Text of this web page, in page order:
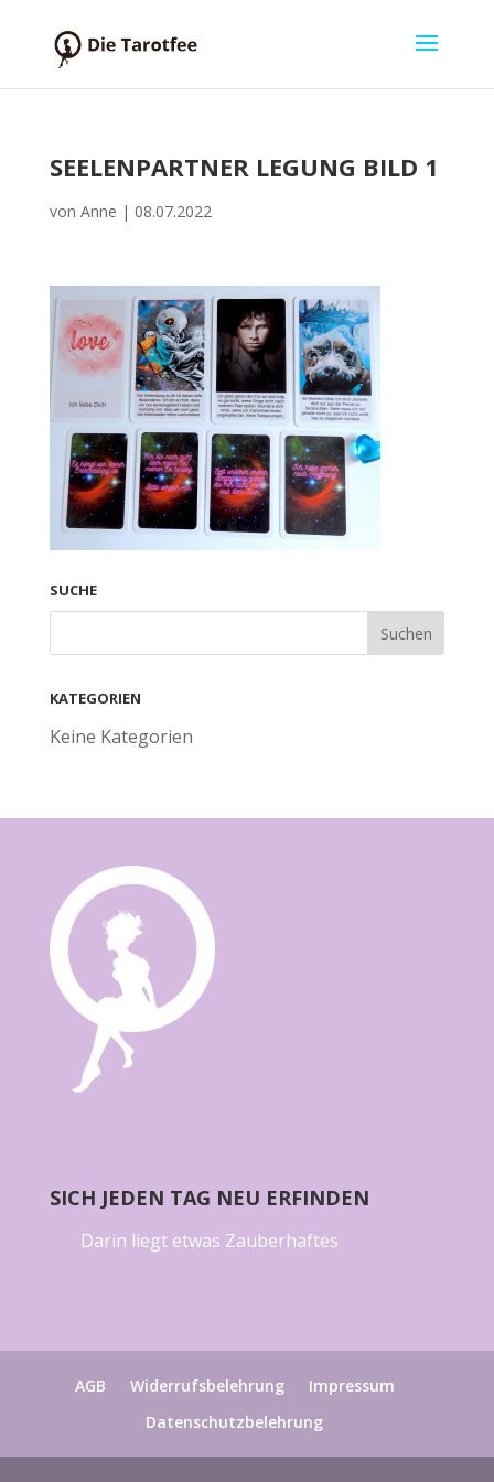
SEELENPARTNER LEGUNG BILD 1
von Anne | 08.07.2022
SUCHE
KATEGORIEN
Keine Kategorien
SICH JEDEN TAG NEU ERFINDEN
Darin liegt etwas Zauberhaftes
AGB Widerrufsbelehrung
Impressum
Datenschutzbelehrung